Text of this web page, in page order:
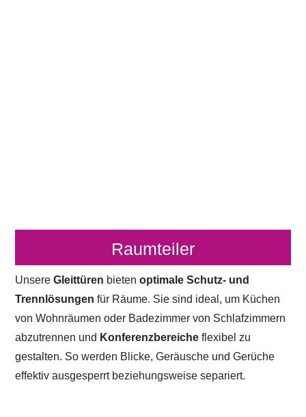
Raumteiler
UnsereGleittüren bietenoptimale Schutz- und
Trennlösungen für Räume. Sie sind ideal, um Küchen
von Wohnräumen oder Badezimmer von Schlafzimmern
abzutrennen und Konferenzbereicheflexibel zu
gestalten. So werden Blicke, Geräusche und Gerüche
effektiv ausgesperrt beziehungsweise separiert.